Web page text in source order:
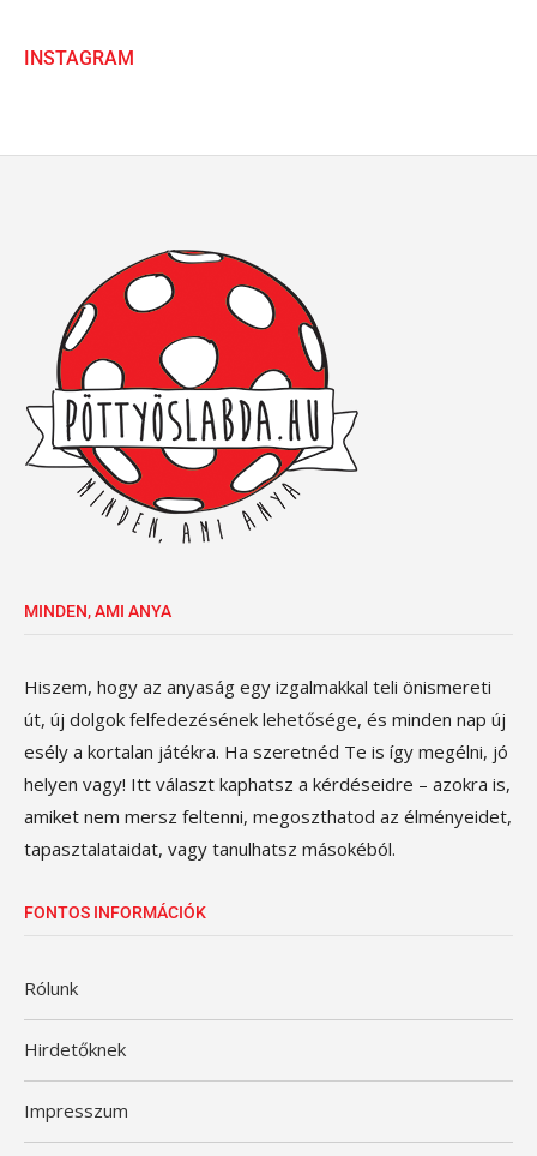
INSTAGRAM
MINDEN, AMI ANYA
Hiszem, hogy az anyaság egy izgalmakkal teli önismereti
út, új dolgok felfedezésének lehetősége, és minden nap új
esély a kortalan játékra. Ha szeretnéd Te is így megélni, jó
helyen vagy! Itt választ kaphatsz a kérdéseidre – azokra is,
amiket nem mersz feltenni, megoszthatod az élményeidet,
tapasztalataidat, vagy tanulhatsz másokéból.
FONTOS INFORMÁCIÓK
Rólunk
Hirdetőknek
Impresszum